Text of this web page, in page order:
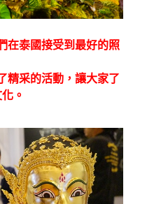
在泰國接受到最好的照
精采的活動，讓大家了
。